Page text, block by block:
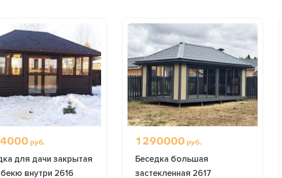
руб.
для дачи закрытая
внутри 2616
1290000 руб.
Беседка большая
застекленная 2617